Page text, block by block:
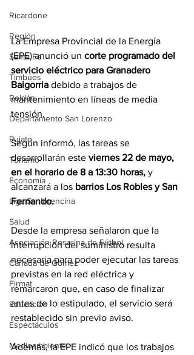
Ricardone
Región
Santa Fe
Timbúes
Roldán
Departamento San Lorenzo
Pujato
Turismo
Economía
Liga Sanlorencina
Salud
Asociación Rosarina de Fútbol
Cañada de Gómez
Firmat
Educación
Espectáculos
Medioambiente
La Empresa Provincial de la Energía
(EPE) anunció un corte programado del
servicio eléctrico para Granadero
Baigorria debido a trabajos de
mantenimiento en líneas de media
tensión.
Según informó, las tareas se
desarrollarán este viernes 22 de mayo,
en el horario de 8 a 13:30 horas, y
alcanzará a los barrios Los Robles y San
Fernando.
Desde la empresa señalaron que la
interrupción del suministro resulta
necesaria para poder ejecutar las tareas
previstas en la red eléctrica y
remarcaron que, en caso de finalizar
antes de lo estipulado, el servicio será
restablecido sin previo aviso.
Además, la EPE indicó que los trabajos